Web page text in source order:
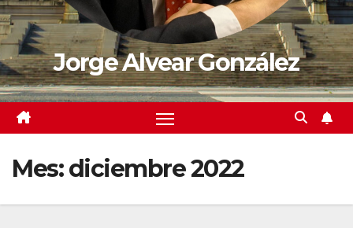
Jorge Alvear González
Mes:diciembre 2022